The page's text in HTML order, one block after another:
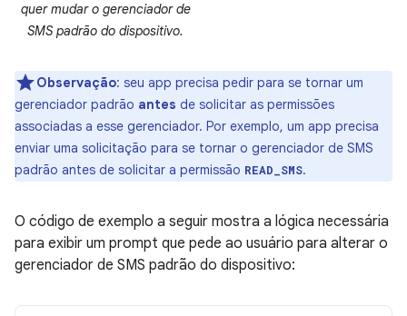
quer mudar o gerenciador de
SMS padrão do dispositivo.
Observação: seu app precisa pedir para se tornar um
gerenciador padrão antes de solicitar as permissões
associadas a esse gerenciador. Por exemplo, um app precisa
enviar uma solicitação para se tornar o gerenciador de SMS
padrão antes de solicitar a permissão READ_SMS.
O código de exemplo a seguir mostra a lógica necessária
para exibir um prompt que pede ao usuário para alterar o
gerenciador de SMS padrão do dispositivo: